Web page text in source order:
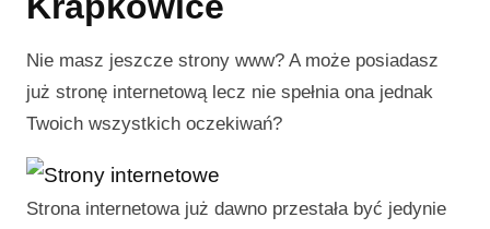
Nie masz jeszcze strony www? A może posiadasz
już stronę internetową lecz nie spełnia ona jednak
Twoich wszystkich oczekiwań?
Strona internetowa już dawno przestała być jedynie